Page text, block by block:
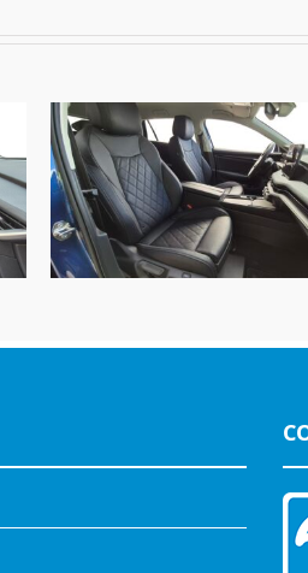
Skoda SuperB, Alba
Leder Zwart